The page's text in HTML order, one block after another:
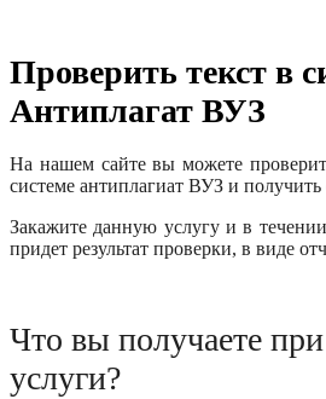
Проверить текст в
Антиплагат ВУЗ
На нашем сайте вы можете
системе антиплагиат ВУЗ и получить
Закажите данную услугу и в
придет результат проверки, в виде
Что вы получаете
услуги?